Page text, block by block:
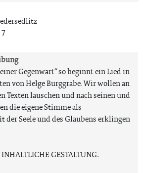
Gegenwart“ so beginnt ein Lied in
von Helge Burggrabe. Wir wollen an
Texten lauschen und nach seinen und
die eigene Stimme als
Seele und des Glaubens erklingen
GESTALTUNG: